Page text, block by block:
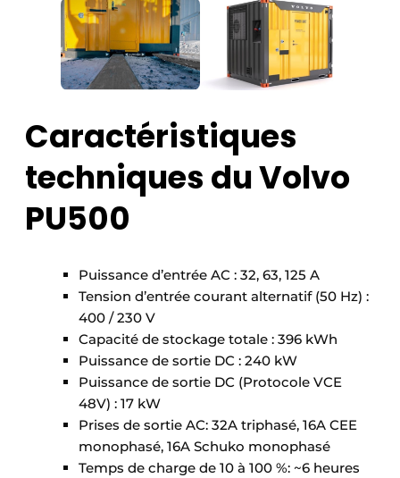
Caractéristiques
techniques du Volvo
PU500
Puissance d’entrée AC : 32, 63, 125 A
Tension d’entrée courant alternatif (50 Hz) :
400 / 230 V
Capacité de stockage totale : 396 kWh
Puissance de sortie DC : 240 kW
Puissance de sortie DC (Protocole VCE
48V) : 17 kW
Prises de sortie AC: 32A triphasé, 16A CEE
monophasé, 16A Schuko monophasé
Temps de charge de 10 à 100 %: ~6 heures